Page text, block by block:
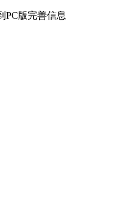
PC版完善信息